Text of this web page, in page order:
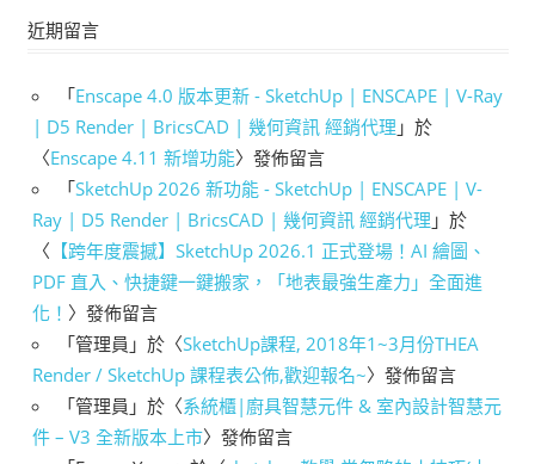
近期留言
「Enscape 4.0 版本更新 - SketchUp | ENSCAPE | V-Ray
| D5 Render | BricsCAD | 幾何資訊 經銷代理 」於
〈Enscape 4.11 新增功能〉發佈留言
「SketchUp 2026 新功能 - SketchUp | ENSCAPE | V-
Ray | D5 Render | BricsCAD | 幾何資訊 經銷代理 」於
〈 【跨年度震撼】SketchUp 2026.1 正式登場！AI 繪圖、
PDF 直入、快捷鍵一鍵搬家，「地表最強生產力」全面進
化！ 〉發佈留言
「管理員 」於〈SketchUp課程, 2018年1~3月份THEA
Render / SketchUp 課程表公佈,歡迎報名~〉發佈留言
「管理員 」於〈系統櫃|廚具智慧元件 & 室內設計智慧元
件 – V3 全新版本上市〉發佈留言